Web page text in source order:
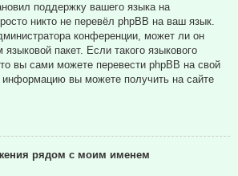
поддержку вашего языка на
никто не перевёл phpBB на ваш язык.
конференции, может ли он
пакет. Если такого языкового
вы сами можете перевести phpBB на свой
вы можете получить на сайте
рядом с моим именем